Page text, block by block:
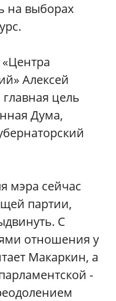
на выборах
Алексей
цель
Дума,
мэра сейчас
партии,
С
отношения у
Макаркин, а
-